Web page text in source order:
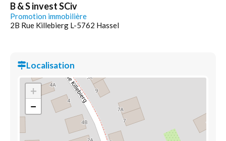
B & S invest SCiv
Promotion immobilière
2B Rue Killebierg L-5762 Hassel
Localisation
+
−